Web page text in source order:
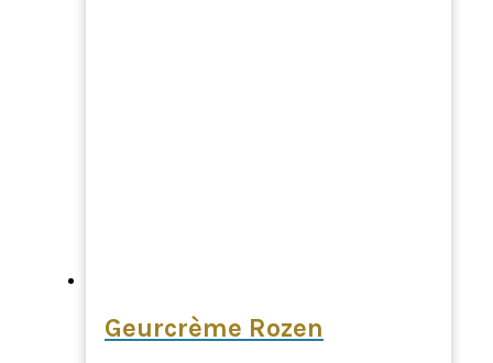
Geurcrème Rozen